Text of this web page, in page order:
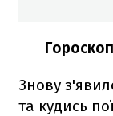
Знову
та кудись